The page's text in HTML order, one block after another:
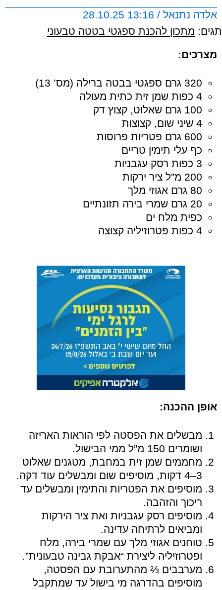
אלדה נתנאל / 13:16 28.10.25
תגים: מתכון להכנת ספגטי בטטה טבעוני
מצרכים:
320 גרם ספגטי בבטה ברילה (מס’ 13)
4 כפות שמן זית כתית מעולה
100 גרם שאלוט, קצוץ דק
4 שיני שום, קצוצות
600 גרם פטריות פרוסות
כף עלי תימין טריים
3 כפות רסק עגבניות
200 מ”ל ציר ירקות
80 גרם אגוזי מלך
20 גרם שמרי בירה תזונתיים
כפית מלח ים
4 כפות פטרוזיליה קצוצה
אופן ההכנה:
מבשלים את הפסטה לפי הוראות האריזה
ושומרים 150 מ”ל ממי הבישול.
מחממים שמן זית במחבת, מטגנים שאלוט
3–4 דקות, מוסיפים שום ומבשלים עוד דקה.
מוסיפים את הפטריות והתימין ומבשלים עד
ריכוך והזהבה.
מוסיפים רסק עגבניות ואת ציר הירקות
ומביאים לרתיחה עדינה.
טוחנים אגוזי מלך עם שמרי בירה, מלח
ופטרוזיליה ליצירת “אבקת גבינה טבעונית”.
מערבבים ⅔ מהתערובת עם הפסטה,
מוסיפים בהדרגה מי בישול עד שמתקבל